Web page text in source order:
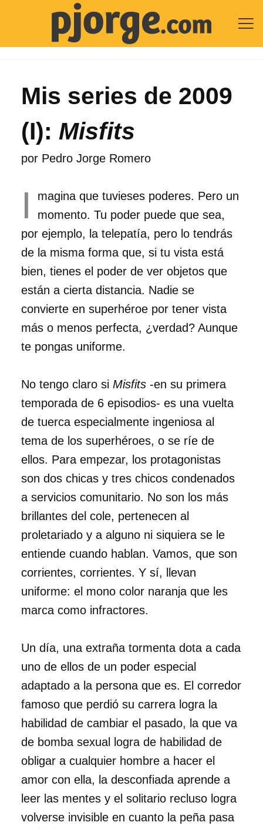

Mis series de 2009
(I): Misfits
por Pedro Jorge Romero
I
magina que tuvieses poderes. Pero un
momento. Tu poder puede que sea,
por ejemplo, la telepatía, pero lo tendrás
de la misma forma que, si tu vista está
bien, tienes el poder de ver objetos que
están a cierta distancia. Nadie se
convierte en superhéroe por tener vista
más o menos perfecta, ¿verdad? Aunque
te pongas uniforme.
No tengo claro si Misfits -en su primera
temporada de 6 episodios- es una vuelta
de tuerca especialmente ingeniosa al
tema de los superhéroes, o se ríe de
ellos. Para empezar, los protagonistas
son dos chicas y tres chicos condenados
a servicios comunitario. No son los más
brillantes del cole, pertenecen al
proletariado y a alguno ni siquiera se le
entiende cuando hablan. Vamos, que son
corrientes, corrientes. Y sí, llevan
uniforme: el mono color naranja que les
marca como infractores.
Un día, una extraña tormenta dota a cada
uno de ellos de un poder especial
adaptado a la persona que es. El corredor
famoso que perdió su carrera logra la
habilidad de cambiar el pasado, la que va
de bomba sexual logra de habilidad de
obligar a cualquier hombre a hacer el
amor con ella, la desconfiada aprende a
leer las mentes y el solitario recluso logra
volverse invisible en cuanto la peña pasa